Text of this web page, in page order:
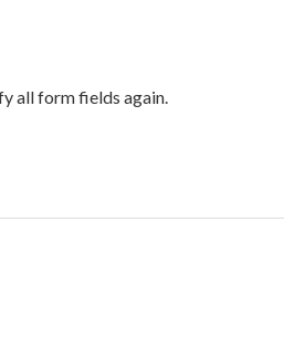
all form fields again.